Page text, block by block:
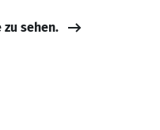
zu sehen.